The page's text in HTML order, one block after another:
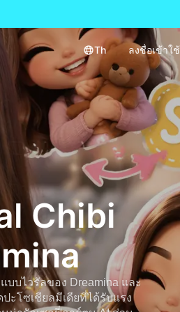
Th ลงชื่อเข้าใช้
Chibi
บไวรัลของ Dreamina และ
ะโซเชียลมีเดียที่ได้รับแรง